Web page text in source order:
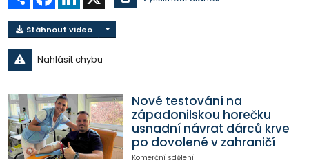
Stáhnout video
Nahlásit chybu
Nové testování na
západonilskou horečku
usnadní návrat dárců krve
po dovolené v zahraničí
Komerční sdělení